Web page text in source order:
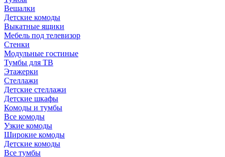
Вешалки
Детские комоды
Выкатные ящики
Мебель под телевизор
Стенки
Модульные гостиные
Тумбы для ТВ
Этажерки
Стеллажи
Детские стеллажи
Детские шкафы
Комоды и тумбы
Все комоды
Узкие комоды
Широкие комоды
Детские комоды
Все тумбы